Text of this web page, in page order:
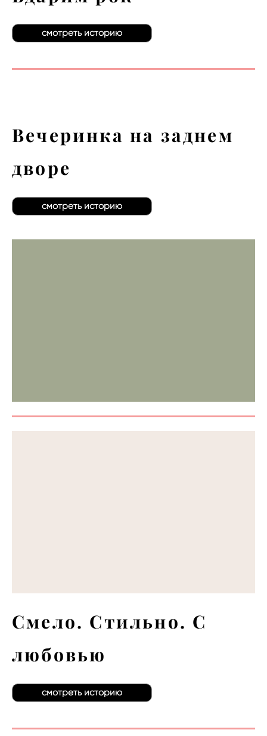
смотреть историю
Вечеринка на заднем
дворе
смотреть историю
Смело. Стильно. С
любовью
смотреть историю